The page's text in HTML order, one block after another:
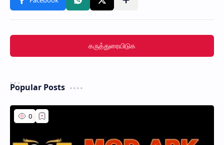
கருத்துரையிடுக
Popular Posts